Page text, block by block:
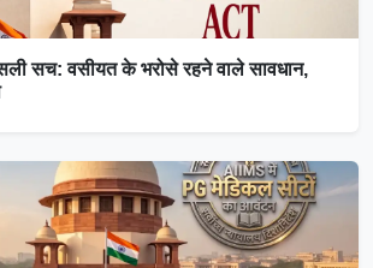
सच: वसीयत के भरोसे रहने वाले सावधान,